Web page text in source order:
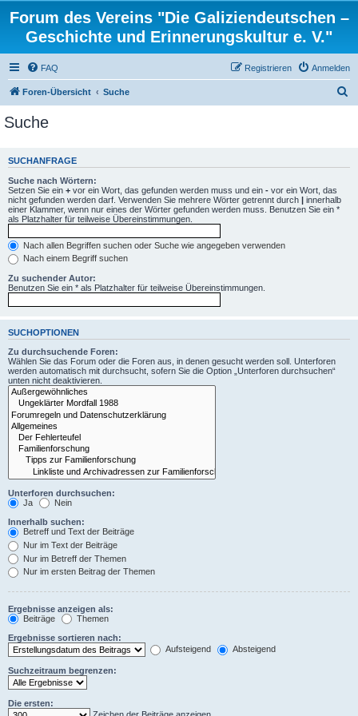
Forum des Vereins "Die Galiziendeutschen –
Geschichte und Erinnerungskultur e. V."
FAQ Anmelden
Registrieren
Foren-Übersicht Suche
e
Suche
SUCHANFRAGE
Suche nach Wörtern:
Setzen Sie ein + vor ein Wort, das gefunden werden muss und ein - vor ein Wort, das
nicht gefunden werden darf. Verwenden Sie mehrere Wörter getrennt durch | innerhalb
einer Klammer, wenn nur eines der Wörter gefunden werden muss. Benutzen Sie ein *
als Platzhalter für teilweise Übereinstimmungen.
Nach allen Begriffen suchen oder Suche wie angegeben verwenden
Nach einem Begriff suchen
Zu suchender Autor:
Benutzen Sie ein * als Platzhalter für teilweise Übereinstimmungen.
SUCHOPTIONEN
Zu durchsuchende Foren:
Wählen Sie das Forum oder die Foren aus, in denen gesucht werden soll. Unterforen
werden automatisch mit durchsucht, sofern Sie die Option „Unterforen durchsuchen“
unten nicht deaktivieren.
Unterforen durchsuchen:
Ja
Nein
Innerhalb suchen:
Betreff und Text der Beiträge
Nur im Text der Beiträge
Nur im Betreff der Themen
Nur im ersten Beitrag der Themen
Ergebnisse anzeigen als:
Beiträge
Themen
Ergebnisse sortieren nach:
Aufsteigend
Absteigend
Suchzeitraum begrenzen:
Die ersten: